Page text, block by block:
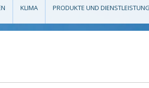
KLIMA PRODUKTE UND